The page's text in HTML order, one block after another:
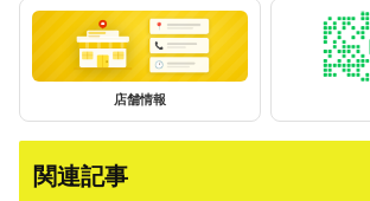
店舗情報
関連記事